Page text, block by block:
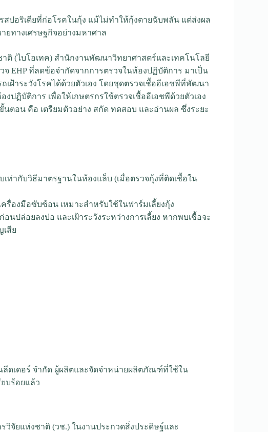
ครสปอริเดียที่ก่อโรคในกุ้ง แม้ไม่ทำให้กุ้งตายฉับพลัน แต่ส่งผล
ยทางเศรษฐกิจอย่างมหาศาล
(ไบโอเทค) สำนักงานพัฒนาวิทยาศาสตร์และเทคโนโลยี
EHP ที่ลดข้อจำกัดจากการตรวจในห้องปฏิบัติการ มาเป็น
ฝ้าระวังโรคได้ด้วยตัวเอง โดยชุดตรวจเชื้ออีเอชพีที่พัฒนา
ปฏิบัติการ เพื่อให้เกษตรกรใช้ตรวจเชื้ออีเอชพีด้วยตัวเอง
ตอน คือ เตรียมตัวอย่าง สกัด ทดสอบ และอ่านผล ซึ่งระยะ
เท่ากับวิธีมาตรฐานในห้องแล็บ (เมื่อตรวจกุ้งที่ติดเชื้อใน
รื่องมือซับซ้อน เหมาะสำหรับใช้ในฟาร์มเลี้ยงกุ้ง
นปล่อยลงบ่อ และเฝ้าระวังระหว่างการเลี้ยง หากพบเชื้อจะ
สีย
ดเดอร์ จำกัด ผู้ผลิตและจัดจำหน่ายผลิตภัณฑ์ที่ใช้ใน
บร้อยแล้ว
รวิจัยแห่งชาติ (วช.) ในงานประกวดสิ่งประดิษฐ์และ